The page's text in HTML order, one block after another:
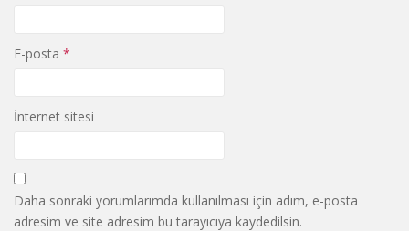
E-posta *
İnternet sitesi
Daha sonraki yorumlarımda kullanılması için adım, e-posta
adresim ve site adresim bu tarayıcıya kaydedilsin.